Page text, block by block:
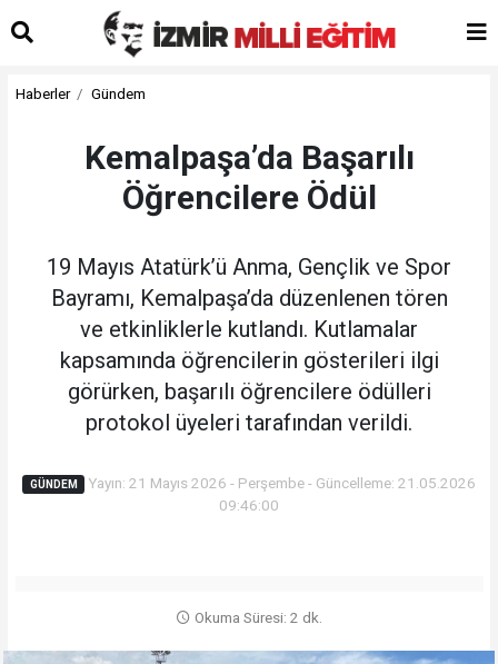
Haberler Gündem
Kemalpaşa’da Başarılı
Öğrencilere Ödül
19 Mayıs Atatürk’ü Anma, Gençlik ve Spor
Bayramı, Kemalpaşa’da düzenlenen tören
ve etkinliklerle kutlandı. Kutlamalar
kapsamında öğrencilerin gösterileri ilgi
görürken, başarılı öğrencilere ödülleri
protokol üyeleri tarafından verildi.
GÜNDEM
Yayın: 21 Mayıs 2026 - Perşembe - Güncelleme: 21.05.2026
09:46:00
Okuma Süresi: 2 dk.